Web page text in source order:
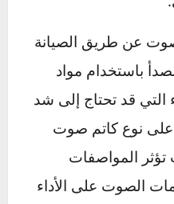
لكنها تؤثر
تكاليف الوقود مع
الصوت عند ظهور
الأفضل فحص كاتم